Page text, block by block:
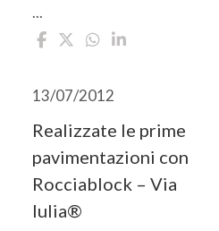
...
13/07/2012
Realizzate le prime
pavimentazioni con
Rocciablock – Via
Iulia®